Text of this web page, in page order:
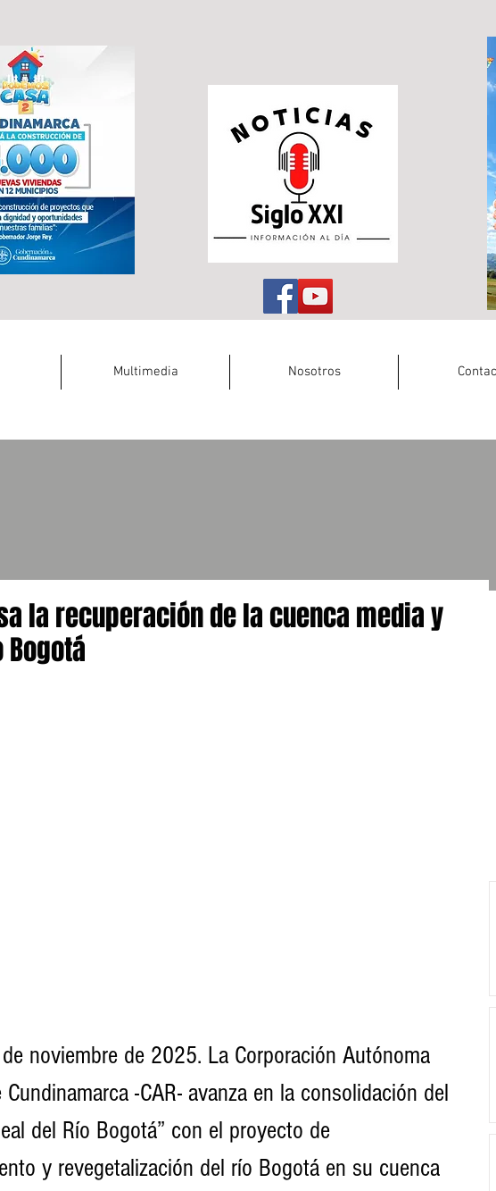
Multimedia Nosotros
la recuperación de la cuenca media y
noviembre de 2025. La Corporación Autónoma
Cundinamarca -CAR- avanza en la consolidación del
del Río Bogotá” con el proyecto de
y revegetalización del río Bogotá en su cuenca